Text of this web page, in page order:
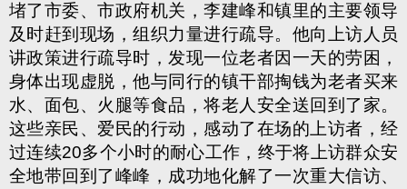
堵了市委、市政府机关，李建峰和镇里的主要领导
及时赶到现场，组织力量进行疏导。他向上访人员
讲政策进行疏导时，发现一位老者因一天的劳困，
身体出现虚脱，他与同行的镇干部掏钱为老者买来
水、面包、火腿等食品，将老人安全送回到了家。
这些亲民、爱民的行动，感动了在场的上访者，经
过连续20多个小时的耐心工作，终于将上访群众安
全地带回到了峰峰，成功地化解了一次重大信访、